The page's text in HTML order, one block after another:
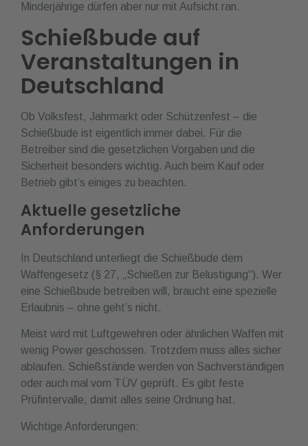
Minderjährige dürfen aber nur mit Aufsicht ran.
Schießbude auf
Veranstaltungen in
Deutschland
Ob Volksfest, Jahrmarkt oder Schützenfest – die
Schießbude ist eigentlich immer dabei. Für die
Betreiber sind die gesetzlichen Vorgaben und die
Sicherheit besonders wichtig. Auch beim Kauf oder
Betrieb gibt’s einiges zu beachten.
Aktuelle gesetzliche
Anforderungen
In Deutschland unterliegt die Schießbude dem
Waffengesetz (§ 27, „Schießen zur Belustigung“). Wer
eine Schießbude betreiben will, braucht eine spezielle
Erlaubnis – ohne geht’s nicht.
Meist wird mit Luftgewehren oder ähnlichen Waffen mit
wenig Power geschossen. Trotzdem muss alles sicher
ablaufen. Schießstände werden von Sachverständigen
oder auch mal vom TÜV geprüft. Es gibt feste
Prüfintervalle, damit alles seine Ordnung hat.
Wichtige Anforderungen: